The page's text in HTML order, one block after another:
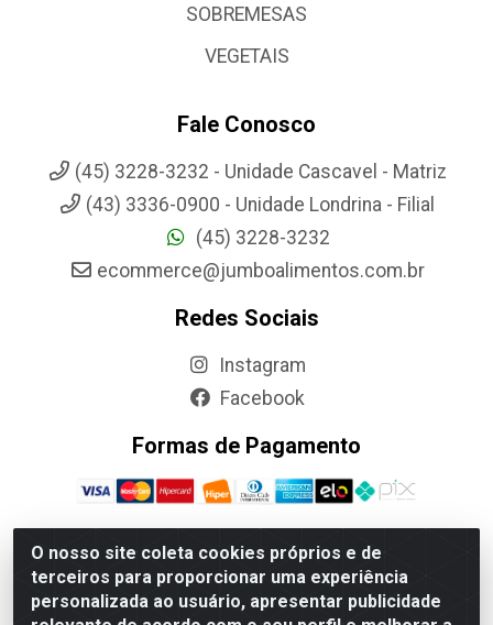
O nosso site coleta cookies próprios e de
terceiros para proporcionar uma experiência
personalizada ao usuário, apresentar publicidade
SOBREMESAS
VEGETAIS
Fale Conosco
(45) 3228-3232 - Unidade Cascavel - Matriz
(43) 3336-0900 - Unidade Londrina - Filial
(45) 3228-3232
ecommerce@jumboalimentos.com.br
Redes Sociais
Instagram
Facebook
Formas de Pagamento
Jumbo Alimentos Cascavel - Matriz - Rua Itatiba Do Sul, 161 -
Santos Dumont, Cascavel-PR - CEP 85804-700- CNPJ